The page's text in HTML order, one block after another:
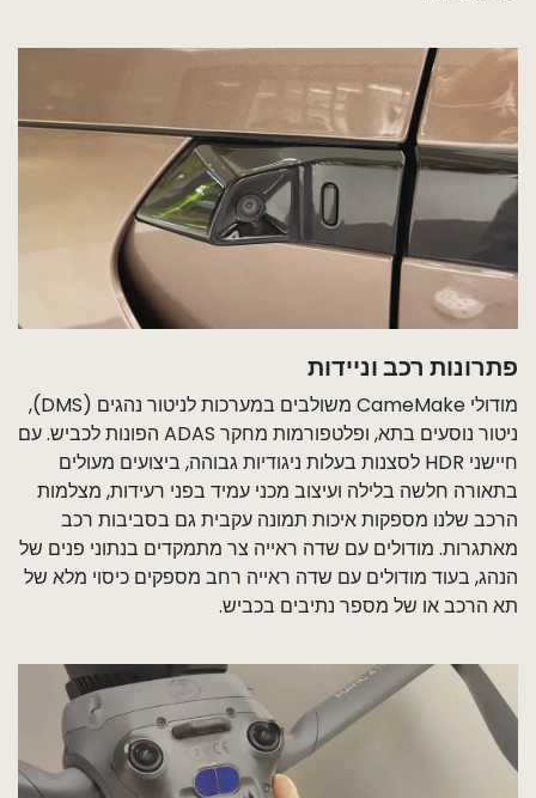
פתרונות רכב וניידות
מודולי CameMake משולבים במערכות לניטור נהגים (DMS),
ניטור נוסעים בתא, ופלטפורמות מחקר ADAS הפונות לכביש. עם
חיישני HDR לסצנות בעלות ניגודיות גבוהה, ביצועים מעולים
בתאורה חלשה בלילה ועיצוב מכני עמיד בפני רעידות, מצלמות
הרכב שלנו מספקות איכות תמונה עקבית גם בסביבות רכב
מאתגרות. מודולים עם שדה ראייה צר מתמקדים בנתוני פנים של
הנהג, בעוד מודולים עם שדה ראייה רחב מספקים כיסוי מלא של
תא הרכב או של מספר נתיבים בכביש. ​